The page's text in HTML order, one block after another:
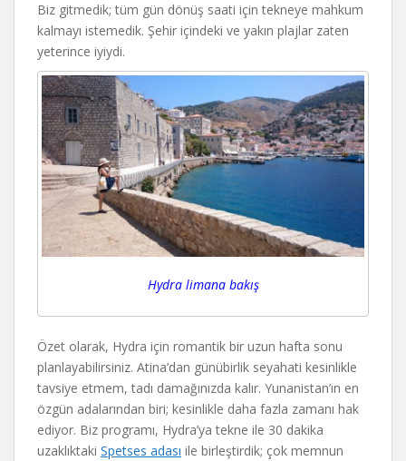
Biz gitmedik; tüm gün dönüş saati için tekneye mahkum
kalmayı istemedik. Şehir içindeki ve yakın plajlar zaten
yeterince iyiydi.
Hydra limana bakış
Özet olarak, Hydra için romantik bir uzun hafta sonu
planlayabilirsiniz. Atina’dan günübirlik seyahati kesinlikle
tavsiye etmem, tadı damağınızda kalır. Yunanistan’ın en
özgün adalarından biri; kesinlikle daha fazla zamanı hak
ediyor. Biz programı, Hydra’ya tekne ile 30 dakika
uzaklıktaki Spetses adası ile birleştirdik; çok memnun